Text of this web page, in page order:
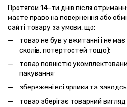
Протягом 14-ти днів після
маєте право на повернення або
сайті товару за умови, що:
товар не був у вжитанні і не має
сколів, потертостей тощо);
товар повністю
пакування;
збережені всі ярлики та
товар зберігає товарний вигляд